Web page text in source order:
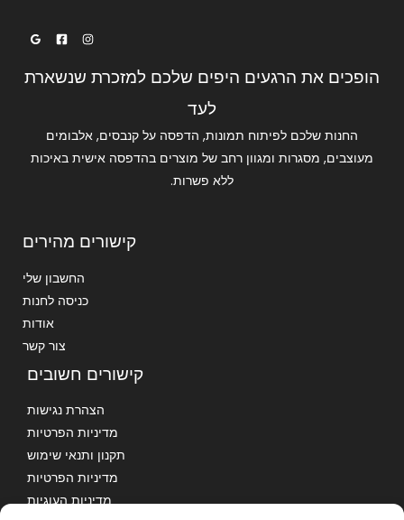
הופכים את הרגעים היפים שלכם למזכרת שנשארת
לעד
החנות שלכם לפיתוח תמונות, הדפסה על קנבסים, אלבומים
מעוצבים, מסגרות ומגוון רחב של מוצרים בהדפסה אישית באיכות
ללא פשרות.
קישורים מהירים
החשבון שלי
כניסה לחנות
אודות
צור קשר
קישורים חשובים
הצהרת נגישות
מדיניות הפרטיות
תקנון ותנאי שימוש
מדיניות הפרטיות
מדיניות העוגיות